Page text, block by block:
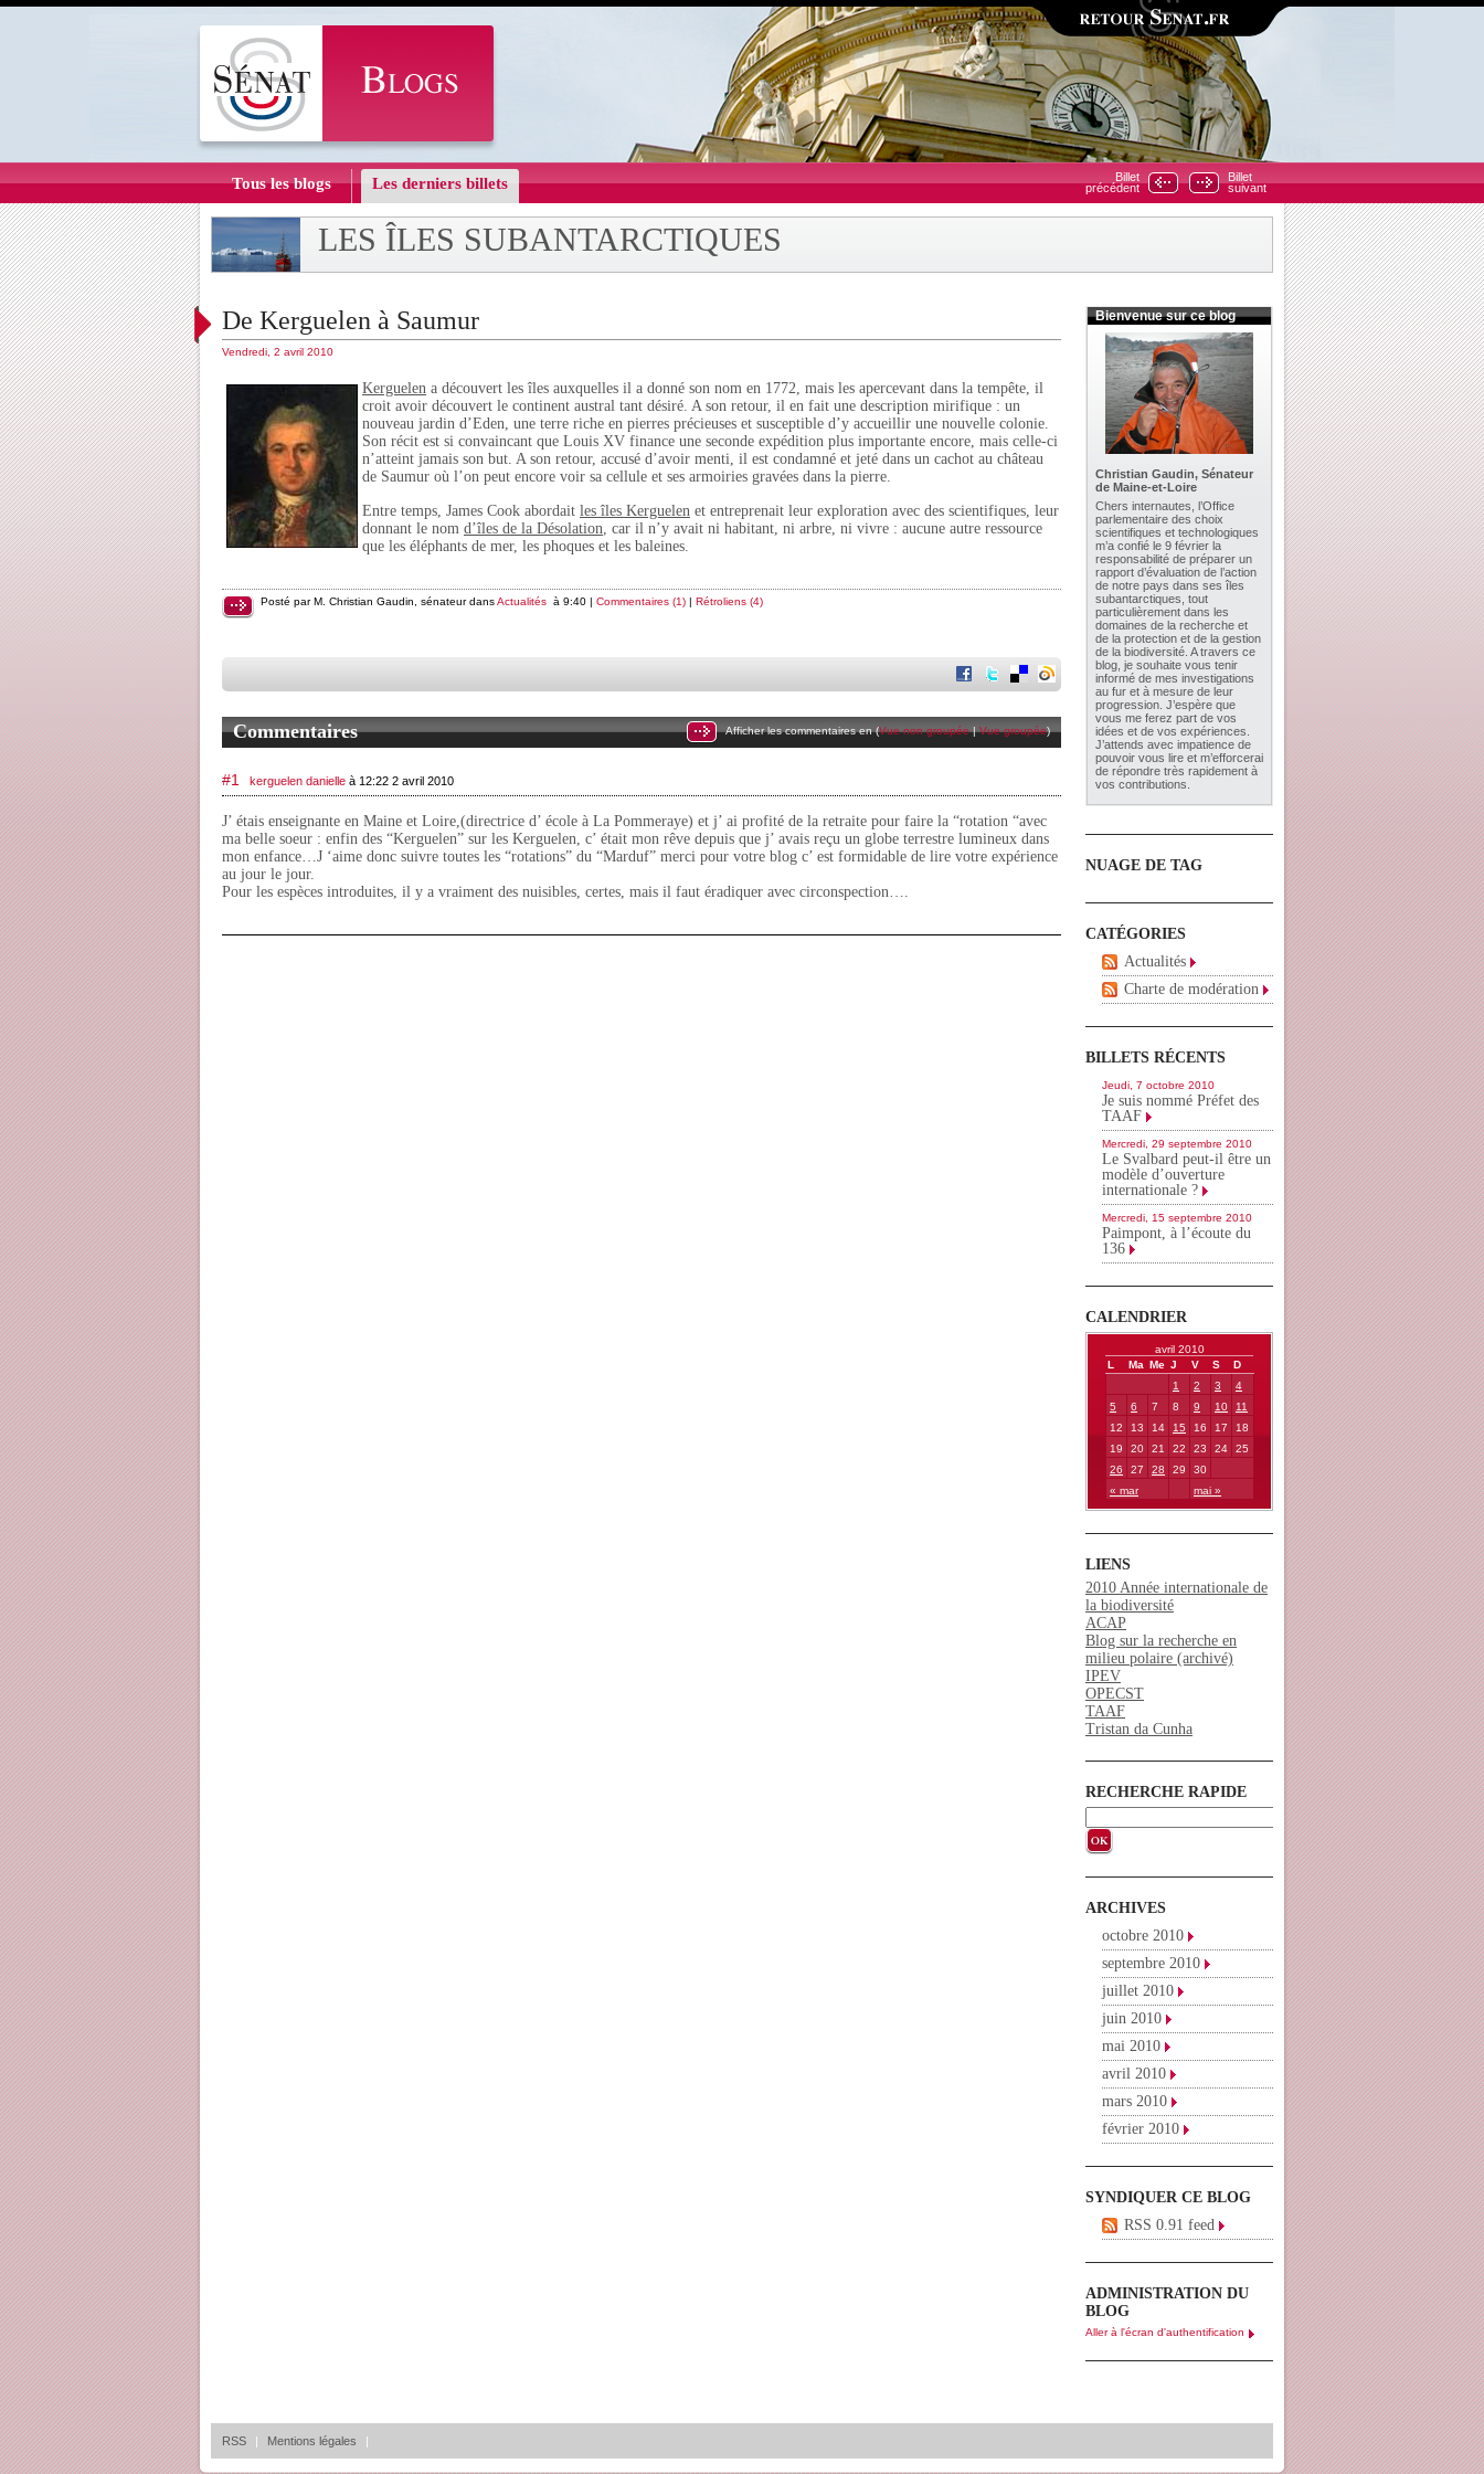
Tous les blogs Les derniers billets
Billet
suivant
Billet
précédent
LES ÎLES SUBANTARCTIQUES
De Kerguelen à Saumur
Vendredi, 2 avril 2010
Kerguelen a découvert les îles auxquelles il a donné son nom en 1772, mais les apercevant dans la tempête, il
croit avoir découvert le continent austral tant désiré. A son retour, il en fait une description mirifique : un
nouveau jardin d’Eden, une terre riche en pierres précieuses et susceptible d’y accueillir une nouvelle colonie.
Son récit est si convaincant que Louis XV finance une seconde expédition plus importante encore, mais celle-ci
n’atteint jamais son but. A son retour, accusé d’avoir menti, il est condamné et jeté dans un cachot au château
de Saumur où l’on peut encore voir sa cellule et ses armoiries gravées dans la pierre.
Entre temps, James Cook abordait les îles Kerguelen et entreprenait leur exploration avec des scientifiques, leur
donnant le nom d’îles de la Désolation, car il n’y avait ni habitant, ni arbre, ni vivre : aucune autre ressource
que les éléphants de mer, les phoques et les baleines.
Posté par M. Christian Gaudin, sénateur dansActualités à 9:40 | Commentaires (1) | Rétroliens (4)
Commentaires Afficher les commentaires en (Vue non groupée|Vue groupée)
#1 kerguelen danielle à 12:22 2 avril 2010
J’ étais enseignante en Maine et Loire,(directrice d’ école à La Pommeraye) et j’ ai profité de la retraite pour faire la “rotation “avec
ma belle soeur : enfin des “Kerguelen” sur les Kerguelen, c’ était mon rêve depuis que j’ avais reçu un globe terrestre lumineux dans
mon enfance…J ‘aime donc suivre toutes les “rotations” du “Marduf” merci pour votre blog c’ est formidable de lire votre expérience
au jour le jour.
Pour les espèces introduites, il y a vraiment des nuisibles, certes, mais il faut éradiquer avec circonspection….
Bienvenue sur ce blog
Christian Gaudin, Sénateur
de Maine-et-Loire
Chers internautes, l’Office
parlementaire des choix
scientifiques et technologiques
m’a confié le 9 février la
responsabilité de préparer un
rapport d’évaluation de l’action
de notre pays dans ses îles
subantarctiques, tout
particulièrement dans les
domaines de la recherche et
de la protection et de la gestion
de la biodiversité. A travers ce
blog, je souhaite vous tenir
informé de mes investigations
au fur et à mesure de leur
progression. J’espère que
vous me ferez part de vos
idées et de vos expériences.
J’attends avec impatience de
pouvoir vous lire et m’efforcerai
de répondre très rapidement à
vos contributions.
NUAGE DE TAG
CATÉGORIES
Actualités
Charte de modération
BILLETS RÉCENTS
Jeudi, 7 octobre 2010
Je suis nommé Préfet des
TAAF
Mercredi, 29 septembre 2010
Le Svalbard peut-il être un
modèle d’ouverture
internationale ?
Mercredi, 15 septembre 2010
Paimpont, à l’écoute du
136
CALENDRIER
avril 2010
L
Ma Me J V S D
« mar mai »
1 2 3
4
5
6 7 8 9 10
11
12
13 14 15 16 17
18
19
20 21 22 23 24
25
26
27 28 29 30
LIENS
2010 Année internationale de
la biodiversité
ACAP
Blog sur la recherche en
milieu polaire (archivé)
IPEV
OPECST
TAAF
Tristan da Cunha
RECHERCHE RAPIDE
ARCHIVES
octobre 2010
septembre 2010
juillet 2010
juin 2010
mai 2010
avril 2010
mars 2010
février 2010
SYNDIQUER CE BLOG
RSS 0.91 feed
ADMINISTRATION DU
BLOG
Aller à l'écran d'authentification
RSS | Mentions légales |